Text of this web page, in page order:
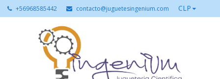
+56968585442 contacto@juguetesingenium.com CLP